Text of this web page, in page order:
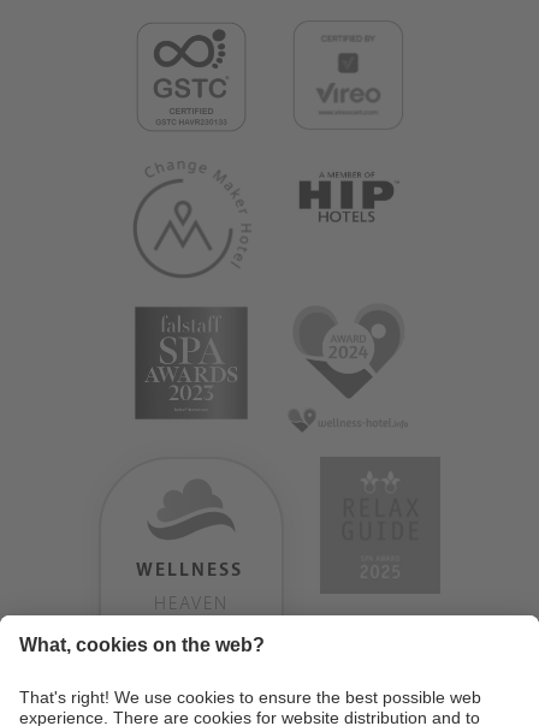
WELLNESS
HEAVEN
TESTERGEBNIS: